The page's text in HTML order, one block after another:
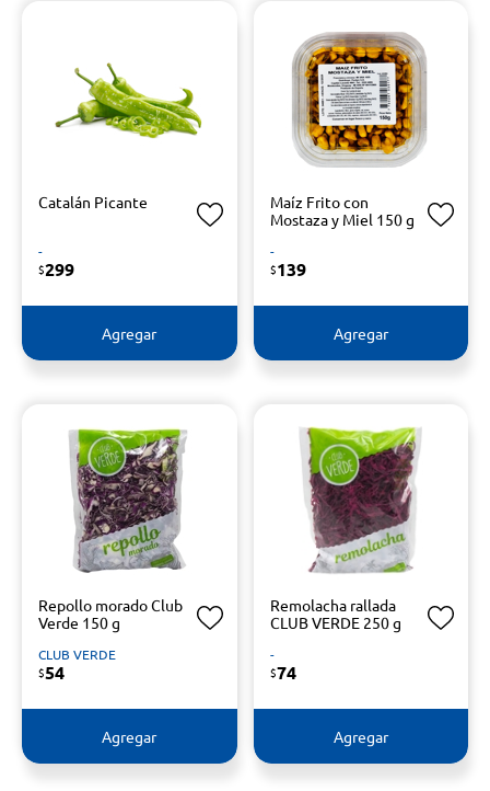
Catalán Picante
-
$299
Agregar
Maíz Frito con
Mostaza y Miel 150 g
-
$139
Agregar
Repollo morado Club
Verde 150 g
CLUB VERDE
$54
Agregar
Remolacha rallada
CLUB VERDE 250 g
-
$74
Agregar